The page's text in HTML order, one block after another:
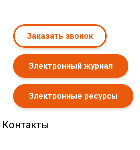
Заказать звонок
Электронный журнал
Электронные ресурсы
Контакты